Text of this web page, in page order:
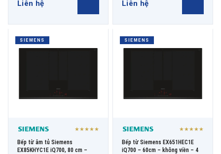
Liên hệ Liên hệ
SIEMENS
★★★★★
Bếp từ âm tủ Siemens
EX85KHYC1E iQ700, 80 cm –
SIEMENS
★★★★★
Bếp từ Siemens EX651HEC1E
iQ700 – 60cm – không viền – 4